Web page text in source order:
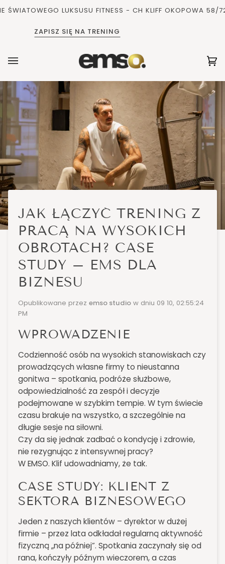
Pomiń
i
LUKSUSU FITNESS - CH KLIFF OKOPOWA 58/72,
ZAPISZ SIĘ NA TRENING
JAK ŁĄCZYĆ TRENING Z
PRACĄ NA WYSOKICH
OBROTACH? CASE
STUDY – EMS DLA
BIZNESU
Opublikowane przez emso studio w dniu 09 10, 02:55:24
PM
WPROWADZENIE
Codzienność osób na wysokich stanowiskach czy
prowadzących własne firmy to nieustanna
gonitwa – spotkania, podróże służbowe,
odpowiedzialność za zespół i decyzje
podejmowane w szybkim tempie. W tym świecie
czasu brakuje na wszystko, a szczególnie na
długie sesje na siłowni.
Czy da się jednak zadbać o kondycję i zdrowie,
nie rezygnując z intensywnej pracy?
W EMSO. Klif udowadniamy, że tak.
CASE STUDY: KLIENT Z
SEKTORA BIZNESOWEGO
Jeden z naszych klientów – dyrektor w dużej
firmie – przez lata odkładał regularną aktywność
fizyczną „na później”. Spotkania zaczynały się od
rana, kończyły późnym wieczorem, a czas